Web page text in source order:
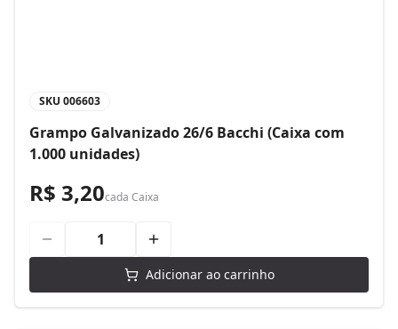
SKU 006603
Grampo Galvanizado 26/6 Bacchi (Caixa com
1.000 unidades)
R$ 3,20cada Caixa
Adicionar ao carrinho